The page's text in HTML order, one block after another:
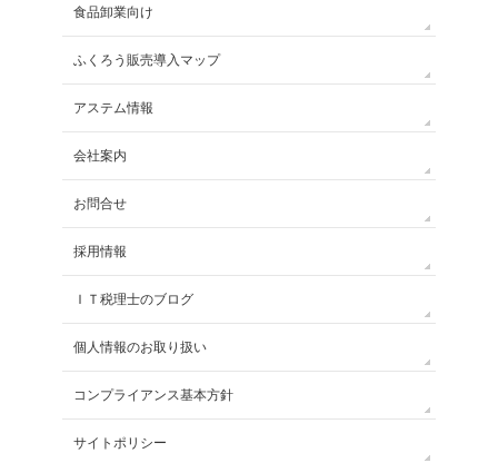
食品卸業向け
ふくろう販売導入マップ
アステム情報
会社案内
お問合せ
採用情報
ＩＴ税理士のブログ
個人情報のお取り扱い
コンプライアンス基本方針
サイトポリシー